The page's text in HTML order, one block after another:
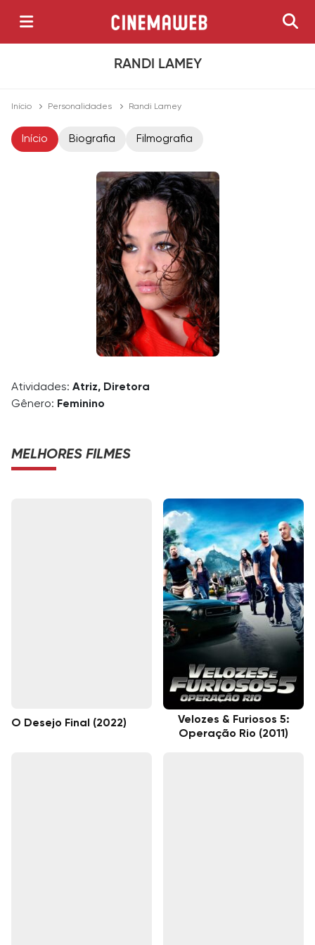
RANDI LAMEY
Início Personalidades Randi Lamey
Início Biografia Filmografia
Atividades: Atriz, Diretora
Gênero: Feminino
MELHORES FILMES
O Desejo Final (2022)
Velozes & Furiosos 5:
Operação Rio (2011)